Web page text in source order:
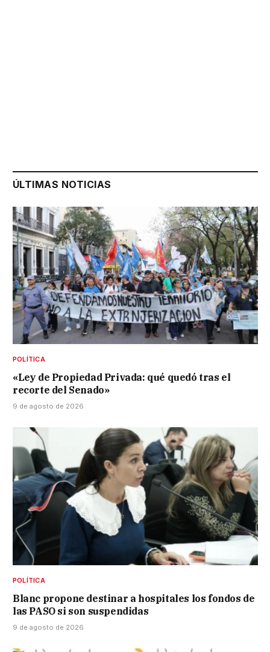
ÚLTIMAS NOTICIAS
POLÍTICA
«Ley de Propiedad Privada: qué quedó tras el
recorte del Senado»
9 de agosto de 2026
POLÍTICA
Blanc propone destinar a hospitales los fondos de
las PASO si son suspendidas
9 de agosto de 2026